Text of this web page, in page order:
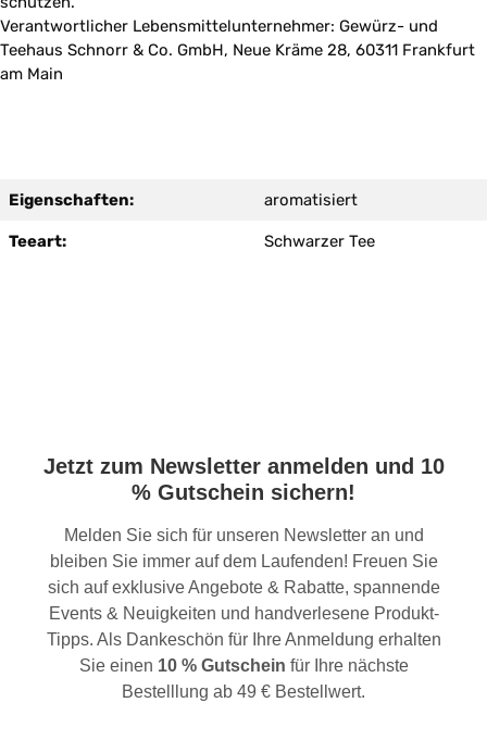
Verantwortlicher Lebensmittelunternehmer: Gewürz- und
Teehaus Schnorr & Co. GmbH, Neue Kräme 28, 60311 Frankfurt
am Main
Eigenschaften: aromatisiert
Teeart: Schwarzer Tee
Jetzt zum Newsletter anmelden und 10
% Gutschein sichern!
Melden Sie sich für unseren Newsletter an und
bleiben Sie immer auf dem Laufenden! Freuen Sie
sich auf exklusive Angebote & Rabatte, spannende
Events & Neuigkeiten und handverlesene Produkt-
Tipps. Als Dankeschön für Ihre Anmeldung erhalten
Sie einen 10 % Gutschein für Ihre nächste
Bestelllung ab 49 € Bestellwert.